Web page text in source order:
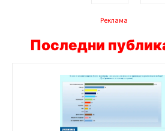
Реклама
Последни